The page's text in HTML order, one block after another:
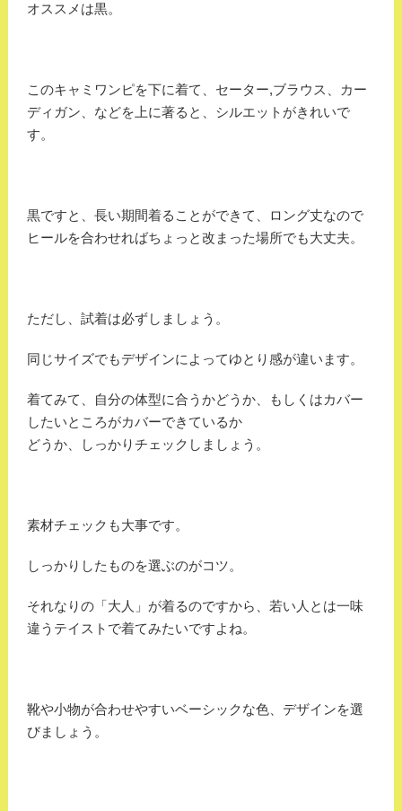
オススメは黒。
このキャミワンピを下に着て、セーター,ブラウス、カー
ディガン、などを上に著ると、シルエットがきれいで
す。
黒ですと、長い期間着ることができて、ロング丈なので
ヒールを合わせればちょっと改まった場所でも大丈夫。
ただし、試着は必ずしましょう。
同じサイズでもデザインによってゆとり感が違います。
着てみて、自分の体型に合うかどうか、もしくはカバー
したいところがカバーできているか
どうか、しっかりチェックしましょう。
素材チェックも大事です。
しっかりしたものを選ぶのがコツ。
それなりの「大人」が着るのですから、若い人とは一味
違うテイストで着てみたいですよね。
靴や小物が合わせやすいベーシックな色、デザインを選
びましょう。